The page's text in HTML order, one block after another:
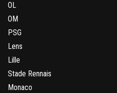
OL
OM
PSG
Lens
Lille
Stade Rennais
Monaco